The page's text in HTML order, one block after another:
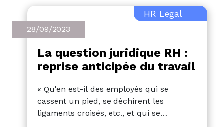
HR Legal
28/09/2023
La question juridique RH :
reprise anticipée du travail
« Qu'en est-il des employés qui se
cassent un pied, se déchirent les
ligaments croisés, etc., et qui se